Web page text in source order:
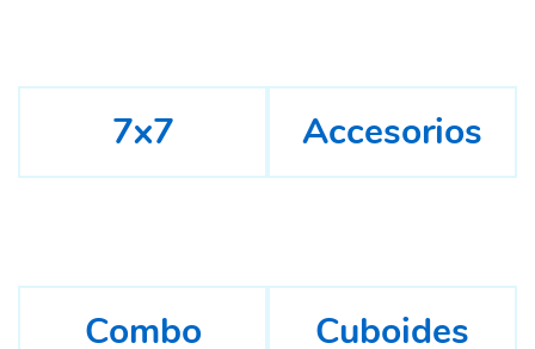
7x7 Accesorios
Combo Cuboides